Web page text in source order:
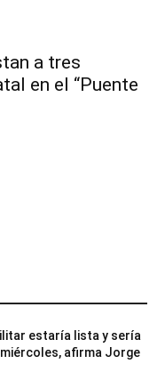
a tres
en el “Puente
estaría lista y sería
afirma Jorge